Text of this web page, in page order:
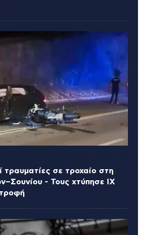
τραυματίες σε τροχαίο στη
- Τους χτύπησε ΙΧ